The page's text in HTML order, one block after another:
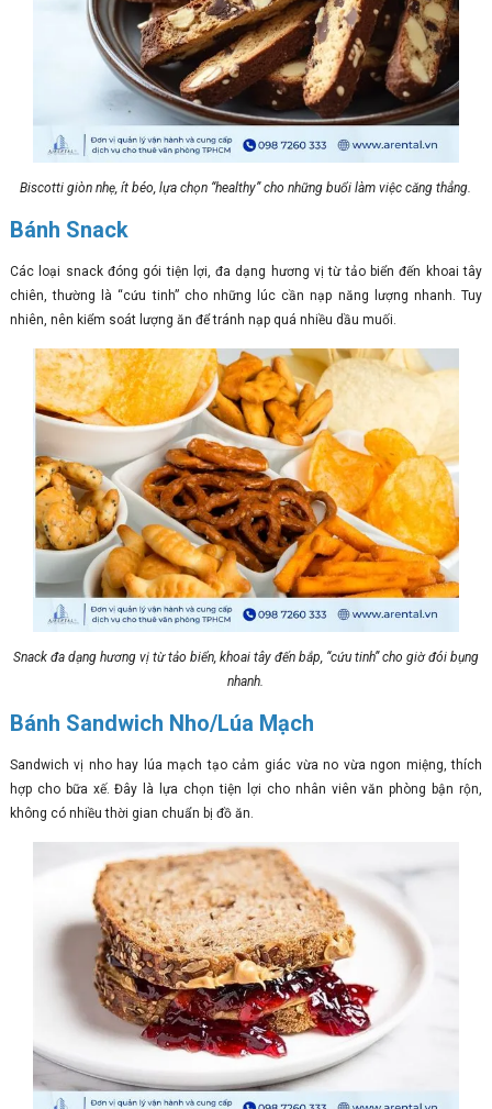
Biscotti giòn nhẹ, ít béo, lựa chọn “healthy” cho những buổi làm việc căng thẳng.
Bánh Snack
Các loại snack đóng gói tiện lợi, đa dạng hương vị từ tảo biển đến khoai tây
chiên, thường là “cứu tinh” cho những lúc cần nạp năng lượng nhanh. Tuy
nhiên, nên kiểm soát lượng ăn để tránh nạp quá nhiều dầu muối.
Snack đa dạng hương vị từ tảo biển, khoai tây đến bắp, “cứu tinh” cho giờ đói bụng
nhanh.
Bánh Sandwich Nho/Lúa Mạch
Sandwich vị nho hay lúa mạch tạo cảm giác vừa no vừa ngon miệng, thích
hợp cho bữa xế. Đây là lựa chọn tiện lợi cho nhân viên văn phòng bận rộn,
không có nhiều thời gian chuẩn bị đồ ăn.